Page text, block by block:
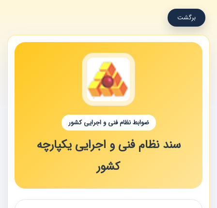
برگشت
ضوابط نظام فنی و اجرایی کشور
سند نظام فنی و اجرایی یکپارچه
کشور